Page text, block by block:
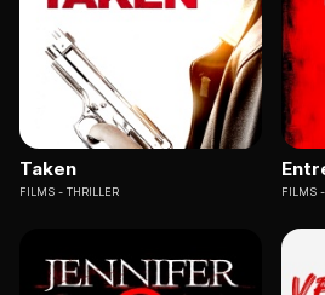
Taken
FILMS THRILLER FILMS